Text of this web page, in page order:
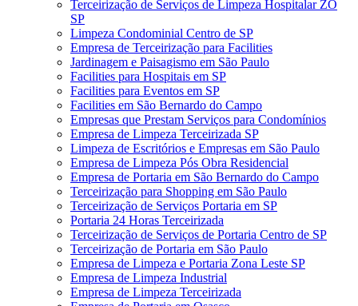
Terceirização de Serviços de Limpeza Hospitalar ZO
SP
Limpeza Condominial Centro de SP
Empresa de Terceirização para Facilities
Jardinagem e Paisagismo em São Paulo
Facilities para Hospitais em SP
Facilities para Eventos em SP
Facilities em São Bernardo do Campo
Empresas que Prestam Serviços para Condomínios
Empresa de Limpeza Terceirizada SP
Limpeza de Escritórios e Empresas em São Paulo
Empresa de Limpeza Pós Obra Residencial
Empresa de Portaria em São Bernardo do Campo
Terceirização para Shopping em São Paulo
Terceirização de Serviços Portaria em SP
Portaria 24 Horas Terceirizada
Terceirização de Serviços de Portaria Centro de SP
Terceirização de Portaria em São Paulo
Empresa de Limpeza e Portaria Zona Leste SP
Empresa de Limpeza Industrial
Empresa de Limpeza Terceirizada